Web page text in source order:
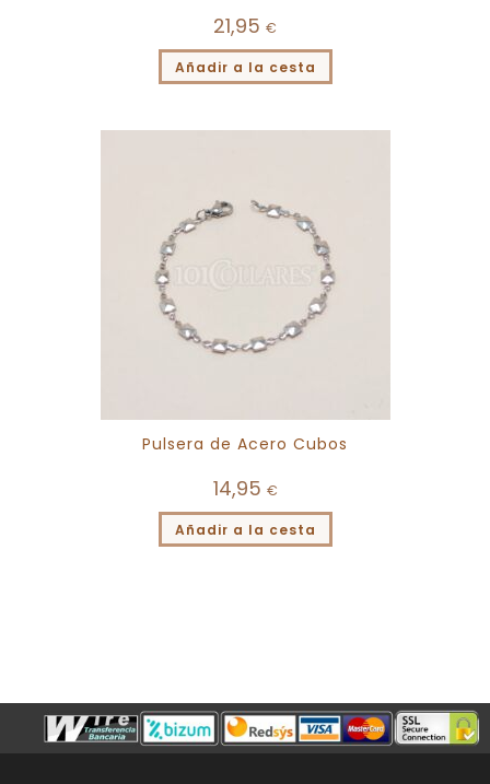
21,95 €
Añadir a la cesta
Pulsera de Acero Cubos
14,95 €
Añadir a la cesta